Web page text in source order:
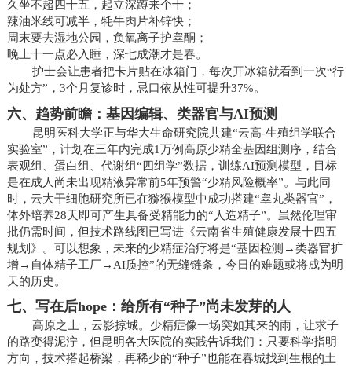
久坐不超四十五，起立深蹲来个十；
辣油米线可减半，牦牛肉片补锌快；
周末要去湿地公园，负氧离子护睾酮；
晚上十一点必入睡，深七成潮才是春。
护士会让患者把卡片贴在冰箱门，每次开冰箱就看到一次“行
为处方”，3个月复诊时，忌口依从性可提升37%。
六、趋势前瞻：基因编辑、类器官与AI预测
昆明医科大学正与华大生命研究院共建“云高-生殖组学联合
实验室”，计划在三年内完成1万例高原少精全基因组测序，结合
表观组、蛋白组、代谢组“四组学”数据，训练AI预测模型，目标
是在成人尚未出现精液异常前5年预警“少精风险概率”。与此同
时，云大干细胞研究所已在猕猴模型中成功搭建“睾丸类器官”，
体外培养28天即可产生具备受精能力的“人造精子”。虽然伦理审
批仍需时间，但技术路线图已写进《云南省生殖健康发展十四五
规划》。可以想象，未来的少精症治疗将是“基因检测→类器官扩
增→自体精子工厂→AI质控”的无缝链条，今日的难题或将成为明
天的历史。
七、写在后hope：给所有“种子”尚未发芽的人
高原之上，云影掠城。少精症像一场突如其来的雨，让求子
的路变得泥泞，但昆明各大医院的实践告诉我们：只要科学指明
方向，技术搭起桥梁，再稀少的“种子”也能在春城找到生根的土